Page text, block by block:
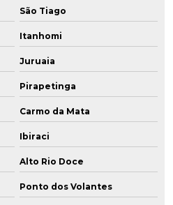
São Tiago
Itanhomi
Juruaia
Pirapetinga
Carmo da Mata
Ibiraci
Alto Rio Doce
Ponto dos Volantes